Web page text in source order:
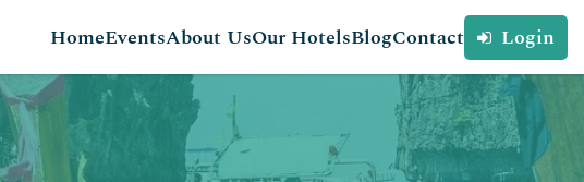
HomeEventsAbout UsOur HotelsBlogContact Login